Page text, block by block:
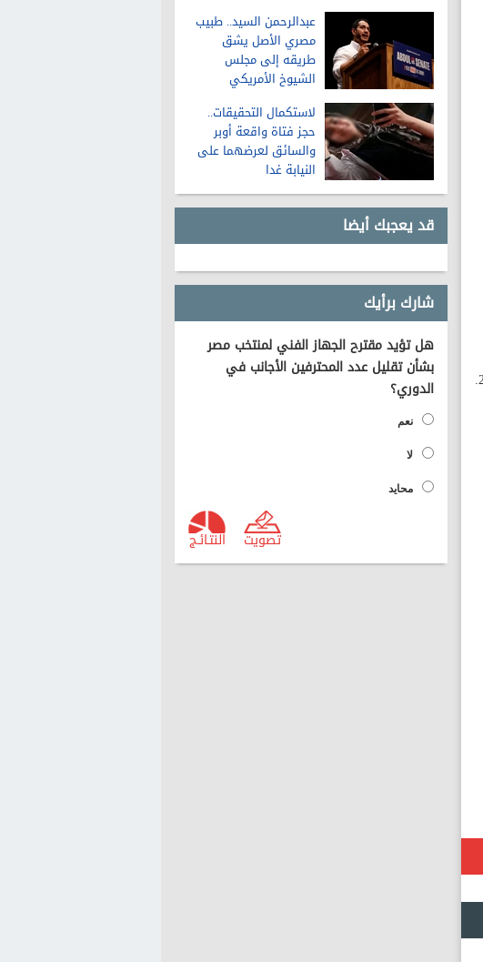
ميشيجان
عبدالرحمن السيد.. طبيب
مصري الأصل يشق
طريقه إلى مجلس
الشيوخ الأمريكي
لاستكمال التحقيقات..
حجز فتاة واقعة أوبر
والسائق لعرضهما على
النيابة غدا
قد يعجبك أيضا
شارك برأيك
هل تؤيد مقترح الجهاز الفني لمنتخب مصر
بشأن تقليل عدد المحترفين الأجانب في
الدوري؟
نعم
لا
محايد
النتـائـج تصويت